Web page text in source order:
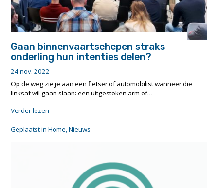
Gaan binnenvaartschepen straks
onderling hun intenties delen?
24 nov. 2022
Op de weg zie je aan een fietser of automobilist wanneer die
linksaf wil gaan slaan: een uitgestoken arm of…
Verder lezen
straks
onderling
Geplaatst inHome,Nieuws